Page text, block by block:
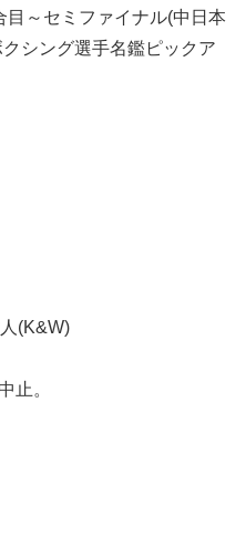
目～セミファイナル(中日本
シング選手名鑑ピックア
(K&W)
止。